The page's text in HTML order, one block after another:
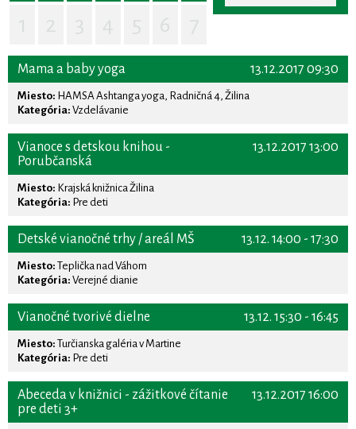
13.12.2017 09:30
Mama a baby yoga
Miesto: HAMSA Ashtanga yoga, Radničná 4, Žilina
Kategória: Vzdelávanie
13.12.2017 13:00
Vianoce s detskou knihou -
Porubčanská
Miesto: Krajská knižnica Žilina
Kategória: Pre deti
13.12. 14:00 - 17:30
Detské vianočné trhy / areál MŠ
Miesto: Teplička nad Váhom
Kategória: Verejné dianie
13.12. 15:30 - 16:45
Vianočné tvorivé dielne
Miesto: Turčianska galéria v Martine
Kategória: Pre deti
13.12.2017 16:00
Abeceda v knižnici - zážitkové čítanie
pre deti 3+